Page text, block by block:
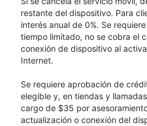
restante del dispositivo. Para
interés anual de 0%. Se
tiempo limitado, no se cobra el
conexión de dispositivo al
Internet.
Se requiere aprobación de
elegible y, en tiendas y
cargo de $35 por
actualización o conexión del